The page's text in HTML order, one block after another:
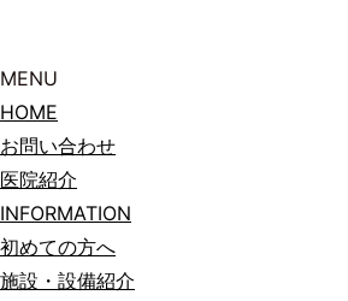
MENU
HOME
お問い合わせ
医院紹介
INFORMATION
初めての方へ
施設・設備紹介